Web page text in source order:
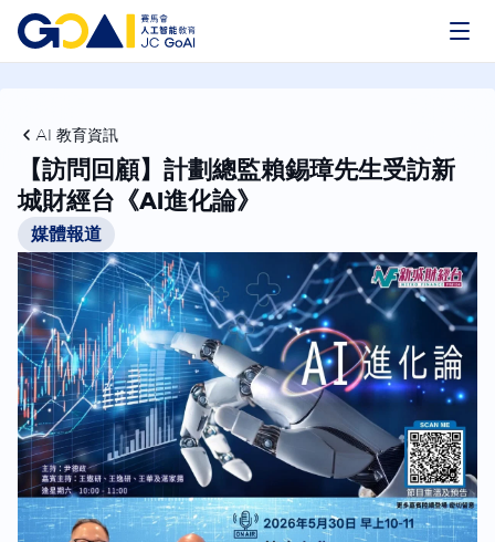
AI 教育資訊
【訪問回顧】計劃總監賴錫璋先生受訪新
城財經台《AI進化論》
媒體報道